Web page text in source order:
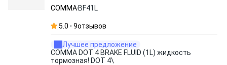
COMMA BF41L
5.0 9отзывов
Лучшее предложение
COMMA DOT 4 BRAKE FLUID (1L) жидкость
тормозная! DOT 4\